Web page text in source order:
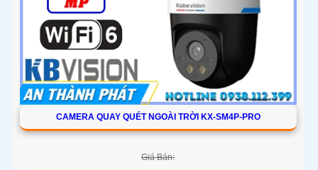
CAMERA QUAY QUÉT NGOÀI TRỜI KX-SM4P-PRO
Giá Bán: